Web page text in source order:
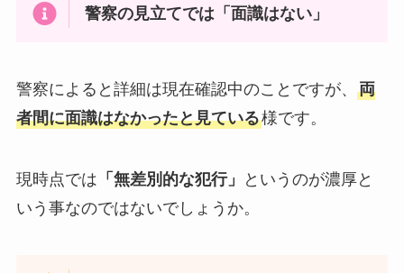
警察の見立てでは「面識はない」
警察によると詳細は現在確認中のことですが、 両
者間に面識はなかったと見ている様です。
現時点では 「無差別的な犯行」
というのが濃厚と
いう事なのではないでしょうか。